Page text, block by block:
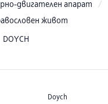
двигателен апарат /
живот
DOYCH
Doych